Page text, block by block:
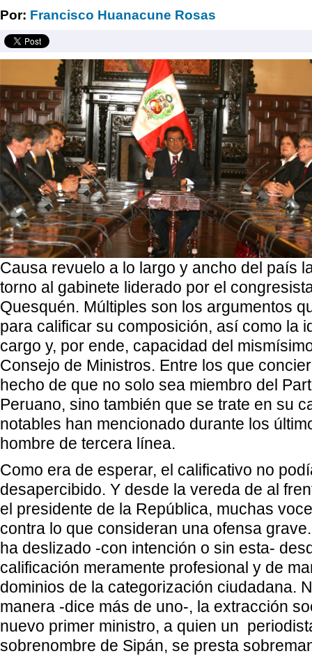
Por: Francisco Huanacune Rosas
Causa revuelo a lo largo y ancho del país
torno al gabinete liderado por el
Quesquén. Múltiples son los argumentos
para calificar su composición, así como la
cargo y, por ende, capacidad del
Consejo de Ministros. Entre los que
hecho de que no solo sea miembro del
Peruano, sino también que se trate en su
notables han mencionado durante los
hombre de tercera línea.
Como era de esperar, el calificativo no
desapercibido. Y desde la vereda de al
el presidente de la República, muchas
contra lo que consideran una ofensa
ha deslizado -con intención o sin esta-
calificación meramente profesional y de
dominios de la categorización ciudadana.
manera -dice más de uno-, la extracción
nuevo primer ministro, a quien un
sobrenombre de Sipán, se presta